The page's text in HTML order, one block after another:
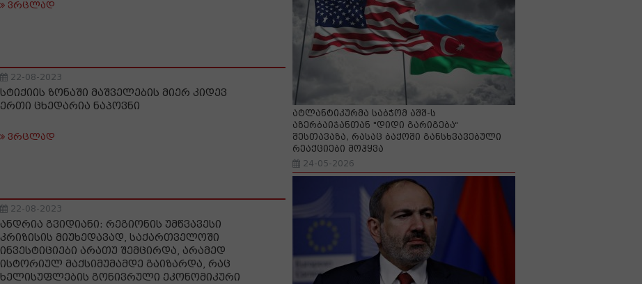
ვრცლად
22-08-2023
სტიქიის ზონაში მაშველების მიერ კიდევ
ერთი ცხედარია ნაპოვნი
ვრცლად
22-08-2023
ანდრია გვიდიანი: რეგიონის უმწვავესი
კრიზისის მიუხედავად, საქართველოში
ინვესტიციები არათუ შემცირდა, არამედ
ისტორიულ მაქსიმუმამდე გაიზარდა, რაც
ხელისუფლების გონივრული ეკონომიკური
ატლანტიკურმა საბჭომ აშშ-ს
აზერბაიჯანთან "დიდი გარიგება“
შესთავაზა, რასაც ბაქოში განსხვავებული
რეაქციები მოჰყვა
24-05-2026